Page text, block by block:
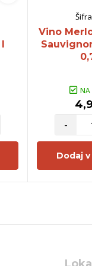
Vino
NA
-
Dodaj